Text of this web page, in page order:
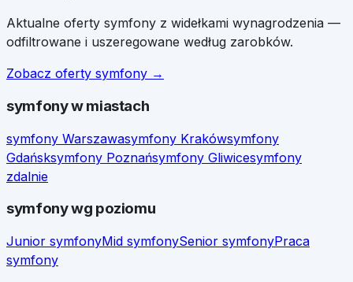
Aktualne oferty symfony z widełkami wynagrodzenia —
odfiltrowane i uszeregowane według zarobków.
Zobacz oferty symfony →
symfonyw miastach
symfony Warszawasymfony Krakówsymfony
Gdańsksymfony Poznańsymfony Gliwicesymfony
zdalnie
symfonywg poziomu
Junior symfonyMid symfonySenior symfonyPraca
symfony